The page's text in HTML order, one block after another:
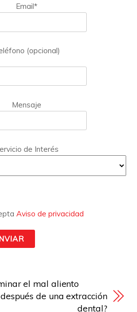
Email*
(opcional)
Mensaje
de Interés
Aviso de privacidad
el mal aliento
de una extracción
dental?